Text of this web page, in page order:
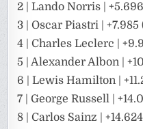
2 | Lando Norris |
3 | Oscar Piastri |
4 | Charles Leclerc |
5 | Alexander Albon |
6 | Lewis Hamilton |
7 | George Russell |
8 | Carlos Sainz |